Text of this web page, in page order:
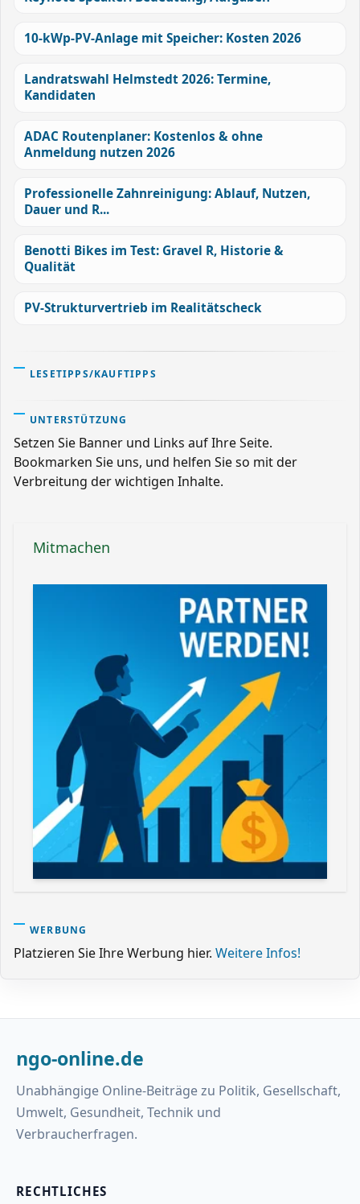
10-kWp-PV-Anlage mit Speicher: Kosten 2026
Landratswahl Helmstedt 2026: Termine,
Kandidaten
ADAC Routenplaner: Kostenlos & ohne
Anmeldung nutzen 2026
Professionelle Zahnreinigung: Ablauf, Nutzen,
Dauer und R...
Benotti Bikes im Test: Gravel R, Historie &
Qualität
PV-Strukturvertrieb im Realitätscheck
LESETIPPS/KAUFTIPPS
UNTERSTÜTZUNG
Setzen Sie Banner und Links auf Ihre Seite.
Bookmarken Sie uns, und helfen Sie so mit der
Verbreitung der wichtigen Inhalte.
Mitmachen
WERBUNG
Platzieren Sie Ihre Werbung hier. Weitere Infos!
ngo-online.de
Unabhängige Online-Beiträge zu Politik, Gesellschaft,
Umwelt, Gesundheit, Technik und
Verbraucherfragen.
RECHTLICHES